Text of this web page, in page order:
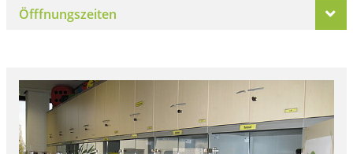
Öfffnungszeiten